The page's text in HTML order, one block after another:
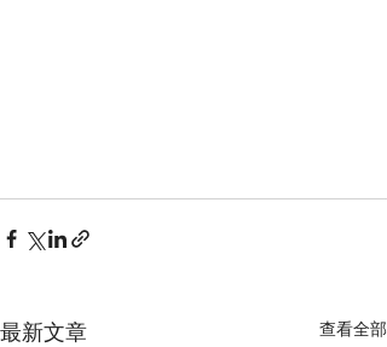
最新文章 查看全部